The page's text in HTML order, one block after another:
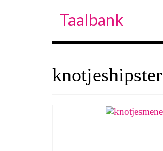
Taalbank
knotjeshipster